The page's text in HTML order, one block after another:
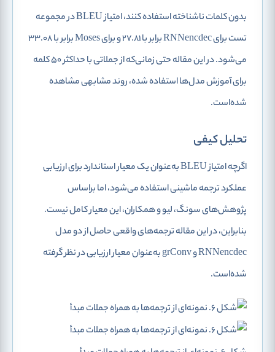
بدون کلمات ناشناخته استفاده کنند، امتیاز BLEU در مجموعه
تست برای RNNencdec برابر با ۲۷.۸۱ و برای Moses برابر با ۳۳.۰۸
می‌شود. در این مقاله حتی زمانی‌که از جملاتی با حداکثر ۵۰ کلمه
برای آموزش مدل‌ها استفاده شده، روند مشابهی مشاهده
شده‌است.
تحلیل کیفی
اگرچه امتیاز BLEU به‌عنوان یک معیار استاندارد برای ارزیابی
عملکرد ترجمه ماشینی استفاده می‌شود، اما براساس
پژوهش‌های سونگ، لیو و همکاران، این معیار کامل نیست.
بنابراین، در این مقاله ترجمه‌های واقعی حاصل از دو مدل
RNNencdec و grConv به‌عنوان معیار ارزیابی در نظر گرفته
شده‌است.